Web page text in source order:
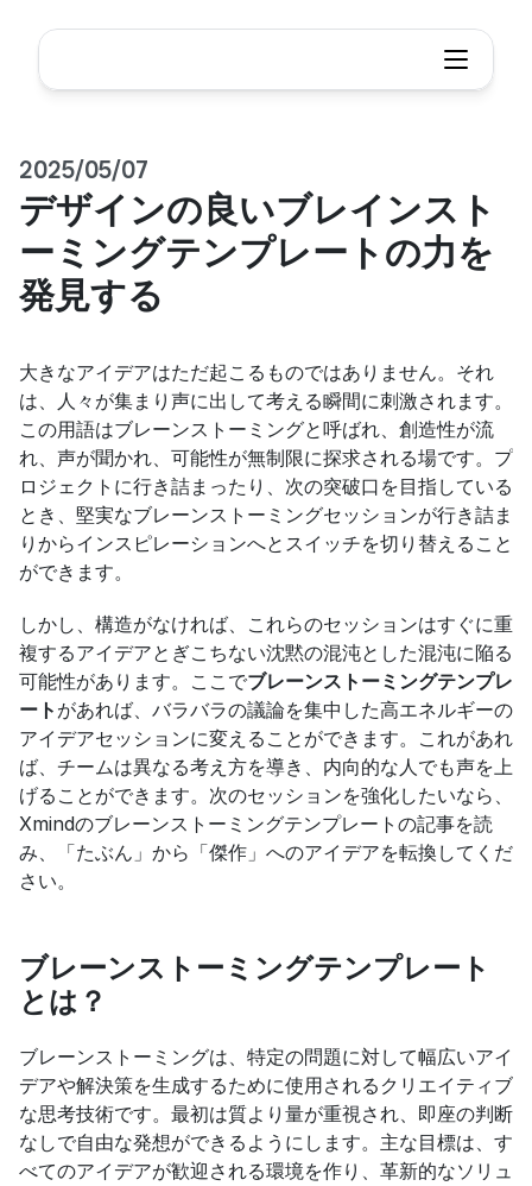
2025/05/07
デザインの良いブレインスト
ーミングテンプレートの力を
発見する
大きなアイデアはただ起こるものではありません。それ
は、人々が集まり声に出して考える瞬間に刺激されます。
この用語はブレーンストーミングと呼ばれ、創造性が流
れ、声が聞かれ、可能性が無制限に探求される場です。プ
ロジェクトに行き詰まったり、次の突破口を目指している
とき、堅実なブレーンストーミングセッションが行き詰ま
りからインスピレーションへとスイッチを切り替えること
ができます。
しかし、構造がなければ、これらのセッションはすぐに重
複するアイデアとぎこちない沈黙の混沌とした混沌に陥る
可能性があります。ここでブレーンストーミングテンプレ
ート があれば、バラバラの議論を集中した高エネルギーの
アイデアセッションに変えることができます。これがあれ
ば、チームは異なる考え方を導き、内向的な人でも声を上
げることができます。次のセッションを強化したいなら、
Xmindのブレーンストーミングテンプレートの記事を読
み、「たぶん」から「傑作」へのアイデアを転換してくだ
さい。
ブレーンストーミングテンプレート
とは？
ブレーンストーミングは、特定の問題に対して幅広いアイ
デアや解決策を生成するために使用されるクリエイティブ
な思考技術です。最初は質より量が重視され、即座の判断
なしで自由な発想ができるようにします。主な目標は、す
べてのアイデアが歓迎される環境を作り、革新的なソリュ